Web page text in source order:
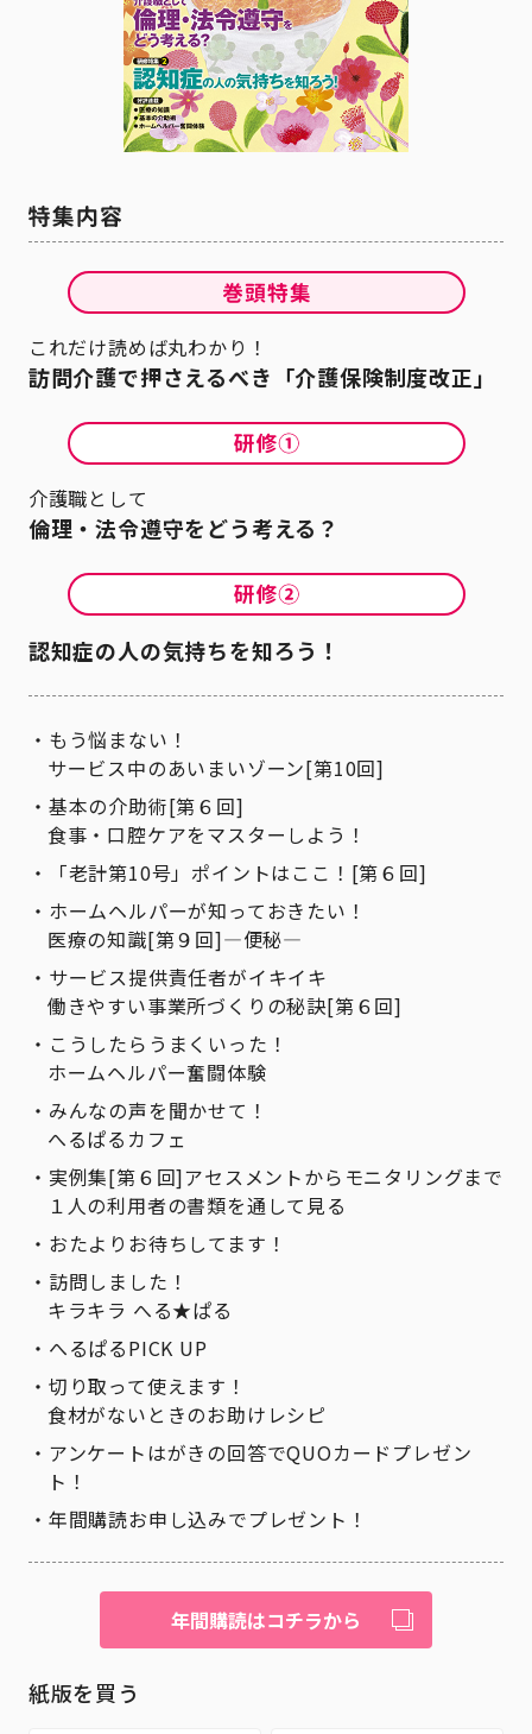
これだけ読めば丸わかり！
訪問介護で押さえるべき「介護保険制度改正」
介護職として
倫理・法令遵守をどう考える？
認知症の人の気持ちを知ろう！
もう悩まない！
サービス中のあいまいゾーン[第10回]
基本の介助術[第６回]
食事・口腔ケアをマスターしよう！
「老計第10号」ポイントはここ！[第６回]
ホームヘルパーが知っておきたい！
医療の知識[第９回]―便秘―
サービス提供責任者がイキイキ
働きやすい事業所づくりの秘訣[第６回]
こうしたらうまくいった！
ホームヘルパー奮闘体験
みんなの声を聞かせて！
へるぱるカフェ
実例集[第６回]アセスメントからモニタリングまで
１人の利用者の書類を通して見る
おたよりお待ちしてます！
訪問しました！
キラキラ へる★ぱる
へるぱるPICK UP
切り取って使えます！
食材がないときのお助けレシピ
アンケートはがきの回答でQUOカードプレゼン
ト！
年間購読お申し込みでプレゼント！
年間購読はコチラから
紙版を買う